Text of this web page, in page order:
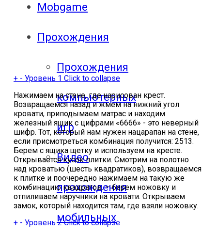
Mobgame
Прохождения
Прохождения
компьютерных
игр
Видео
прохождения
мобильных
+ - Уровень 1 Click to collapse
Нажимаем на стене, где нарисован крест.
Возвращаемся назад и жмем на нижний угол
кровати, приподымаем матрас и находим
железный ящик с цифрами «6666» - это неверный
шифр. Тот, который нам нужен нацарапан на стене,
если присмотреться комбинация получится: 2513.
Берем с ящика щетку и используем на кресте.
Открывается кусок плитки. Смотрим на полотно
над кроватью (шесть квадратиков), возвращаемся
к плитке и поочередно нажимаем на такую же
комбинацию квадратов. – берем ножовку и
отпиливаем наручники на кровати. Открываем
замок, который находится там, где взяли ножовку.
+ - Уровень 2 Click to collapse